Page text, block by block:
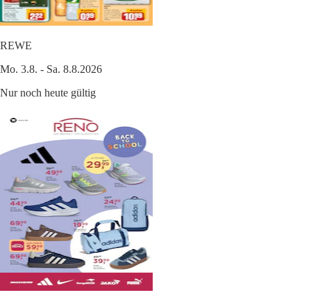
REWE
Mo. 3.8. - Sa. 8.8.2026
Nur noch heute gültig